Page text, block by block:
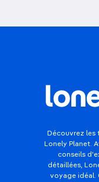
Découvrez les
Lonely Planet.
conseils
détaillées,
voyage idéal.